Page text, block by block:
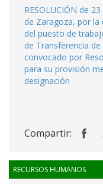
RESOLUCIÓN de
de Zaragoza, por la
del puesto de
de Transferencia
convocado por
para su provisión
designación
Compartir:
RECURSOS HUMANOS